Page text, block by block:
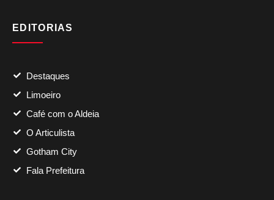
EDITORIAS
Destaques
Limoeiro
Café com o Aldeia
O Articulista
Gotham City
Fala Prefeitura